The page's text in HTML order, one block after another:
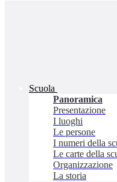
Scuola
Panoramica
Presentazione
I luoghi
Le persone
I numeri della
Le carte della
Organizzazione
La storia